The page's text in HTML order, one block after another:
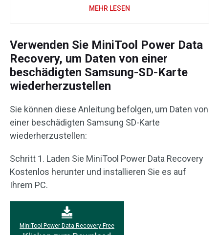
MEHR LESEN
Verwenden Sie MiniTool Power Data
Recovery, um Daten von einer
beschädigten Samsung-SD-Karte
wiederherzustellen
Sie können diese Anleitung befolgen, um Daten von
einer beschädigten Samsung SD-Karte
wiederherzustellen:
Schritt 1. Laden Sie MiniTool Power Data Recovery
Kostenlos herunter und installieren Sie es auf
Ihrem PC.
MiniTool Power Data Recovery Free